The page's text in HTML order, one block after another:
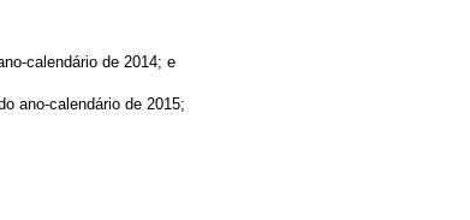
calendário de 2014; e
ano-calendário de 2015;